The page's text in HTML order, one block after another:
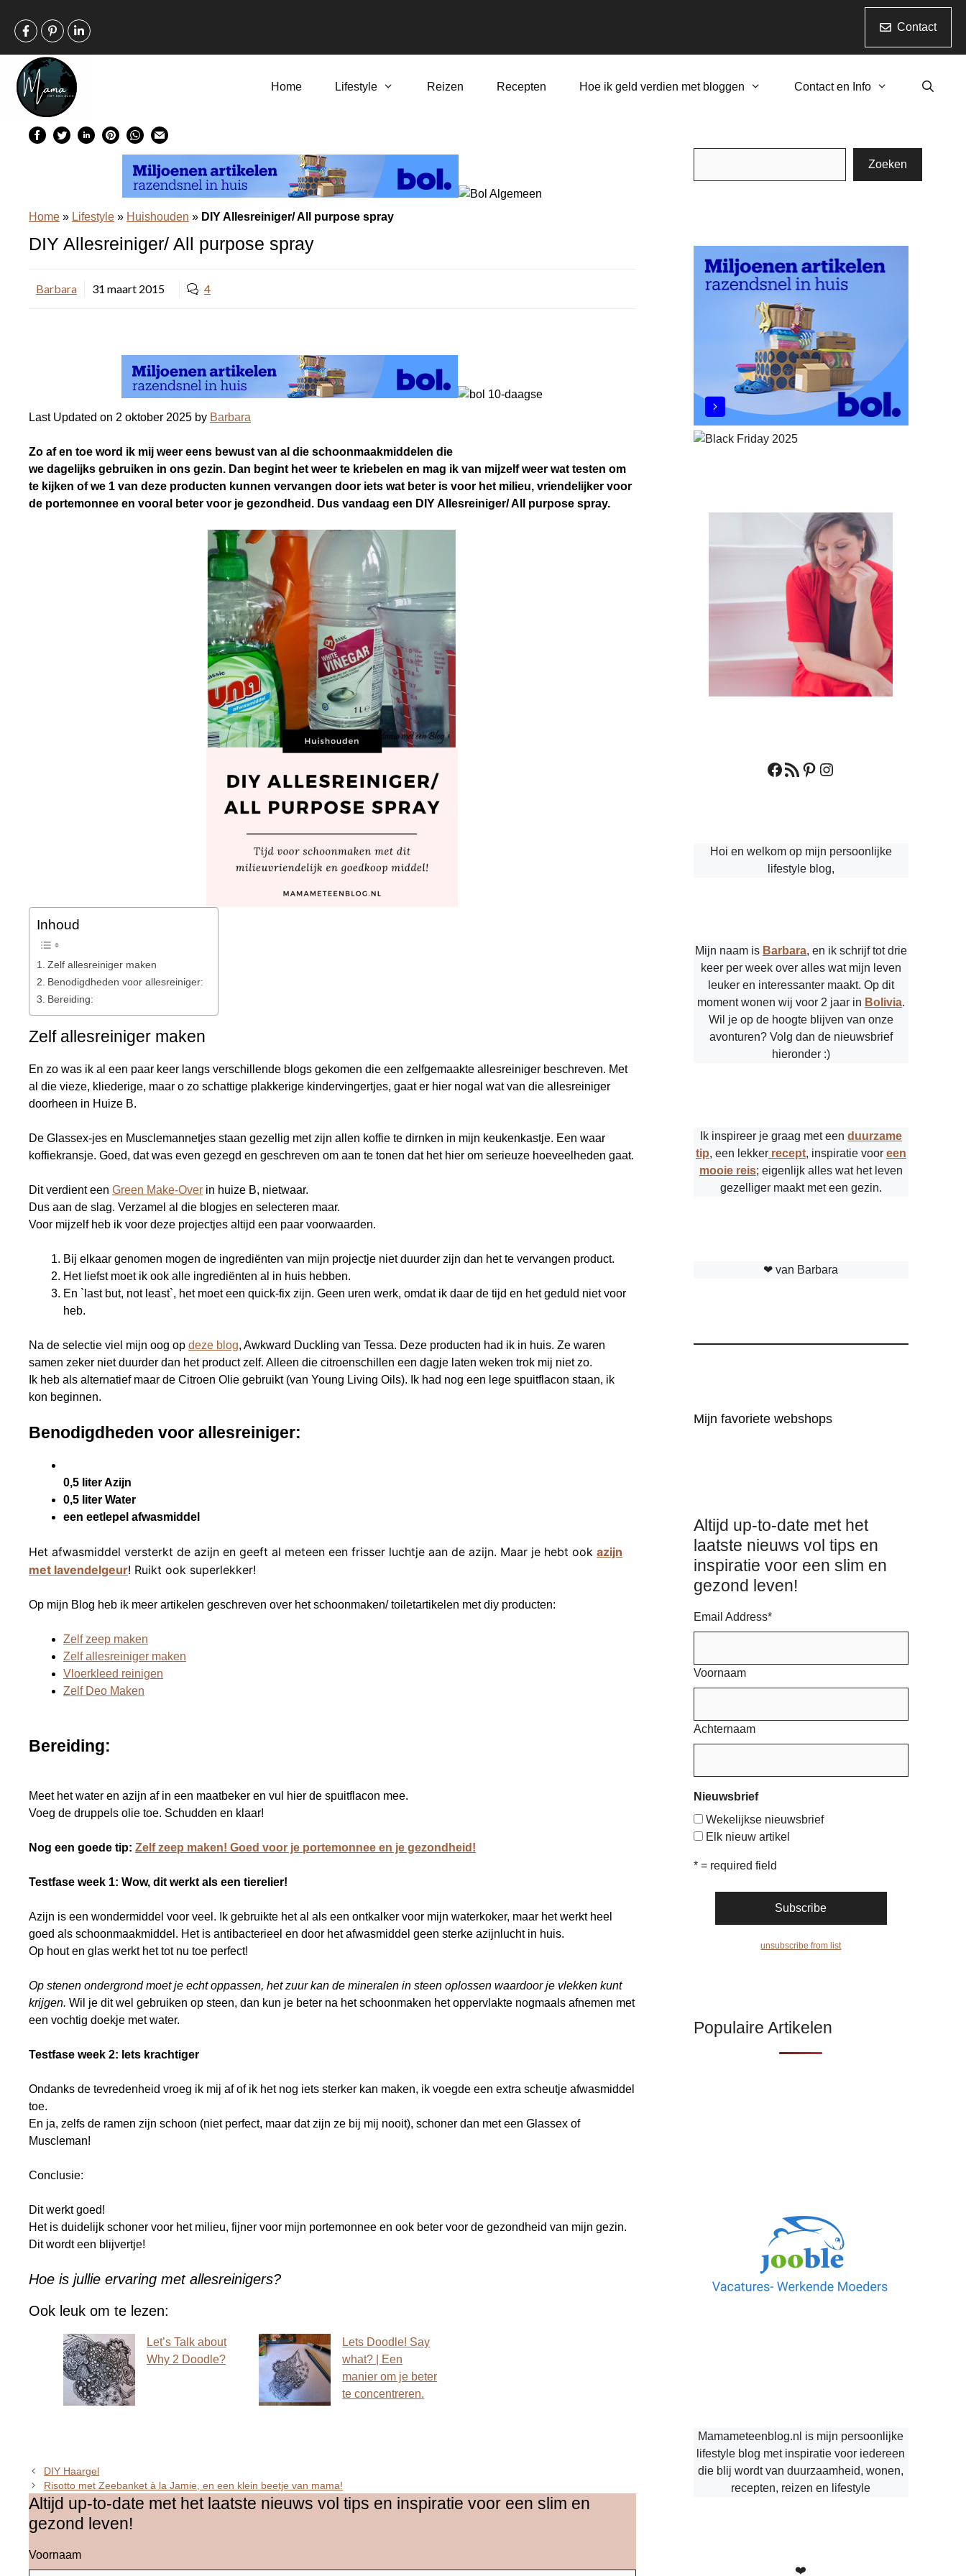
naar
inhoud
Contact
Home Lifestyle Reizen Recepten Hoe ik geld verdien met bloggen Contact en Info
Home » Lifestyle » Huishouden » DIY Allesreiniger/ All purpose spray
DIY Allesreiniger/ All purpose spray
Barbara 31 maart 2015 4
Last Updated on 2 oktober 2025 by Barbara
Zo af en toe word ik mij weer eens bewust van al die schoonmaakmiddelen die
we dagelijks gebruiken in ons gezin. Dan begint het weer te kriebelen en mag ik van mijzelf weer wat testen om
te kijken of we 1 van deze producten kunnen vervangen door iets wat beter is voor het milieu, vriendelijker voor
de portemonnee en vooral beter voor je gezondheid. Dus vandaag een DIY Allesreiniger/ All purpose spray.
Inhoud
Zelf allesreiniger maken
Benodigdheden voor allesreiniger:
Bereiding:
Zelf allesreiniger maken
En zo was ik al een paar keer langs verschillende blogs gekomen die een zelfgemaakte allesreiniger beschreven. Met
al die vieze, kliederige, maar o zo schattige plakkerige kindervingertjes, gaat er hier nogal wat van die allesreiniger
doorheen in Huize B.
De Glassex-jes en Musclemannetjes staan gezellig met zijn allen koffie te dirnken in mijn keukenkastje. Een waar
koffiekransje. Goed, dat was even gezegd en geschreven om aan te tonen dat het hier om serieuze hoeveelheden gaat.
Dit verdient een Green Make-Over in huize B, nietwaar.
Dus aan de slag. Verzamel al die blogjes en selecteren maar.
Voor mijzelf heb ik voor deze projectjes altijd een paar voorwaarden.
Bij elkaar genomen mogen de ingrediënten van mijn projectje niet duurder zijn dan het te vervangen product.
Het liefst moet ik ook alle ingrediënten al in huis hebben.
En `last but, not least`, het moet een quick-fix zijn. Geen uren werk, omdat ik daar de tijd en het geduld niet voor
heb.
Na de selectie viel mijn oog op deze blog, Awkward Duckling van Tessa. Deze producten had ik in huis. Ze waren
samen zeker niet duurder dan het product zelf. Alleen die citroenschillen een dagje laten weken trok mij niet zo.
Ik heb als alternatief maar de Citroen Olie gebruikt (van Young Living Oils). Ik had nog een lege spuitflacon staan, ik
kon beginnen.
Benodigdheden voor allesreiniger:
0,5 liter Azijn
0,5 liter Water
een eetlepel afwasmiddel
Het afwasmiddel versterkt de azijn en geeft al meteen een frisser luchtje aan de azijn. Maar je hebt ook azijn
met lavendelgeur! Ruikt ook superlekker!
Op mijn Blog heb ik meer artikelen geschreven over het schoonmaken/ toiletartikelen met diy producten:
Zelf zeep maken
Zelf allesreiniger maken
Vloerkleed reinigen
Zelf Deo Maken
Bereiding:
Meet het water en azijn af in een maatbeker en vul hier de spuitflacon mee.
Voeg de druppels olie toe. Schudden en klaar!
Nog een goede tip: Zelf zeep maken! Goed voor je portemonnee en je gezondheid!
Testfase week 1: Wow, dit werkt als een tierelier!
Azijn is een wondermiddel voor veel. Ik gebruikte het al als een ontkalker voor mijn waterkoker, maar het werkt heel
goed als schoonmaakmiddel. Het is antibacterieel en door het afwasmiddel geen sterke azijnlucht in huis.
Op hout en glas werkt het tot nu toe perfect!
Op stenen ondergrond moet je echt oppassen, het zuur kan de mineralen in steen oplossen waardoor je vlekken kunt
krijgen. Wil je dit wel gebruiken op steen, dan kun je beter na het schoonmaken het oppervlakte nogmaals afnemen met
een vochtig doekje met water.
Testfase week 2: Iets krachtiger
Ondanks de tevredenheid vroeg ik mij af of ik het nog iets sterker kan maken, ik voegde een extra scheutje afwasmiddel
toe.
En ja, zelfs de ramen zijn schoon (niet perfect, maar dat zijn ze bij mij nooit), schoner dan met een Glassex of
Muscleman!
Conclusie:
Dit werkt goed!
Het is duidelijk schoner voor het milieu, fijner voor mijn portemonnee en ook beter voor de gezondheid van mijn gezin.
Dit wordt een blijvertje!
Hoe is jullie ervaring met allesreinigers?
Ook leuk om te lezen:
Let’s Talk about
Why 2 Doodle?
Lets Doodle! Say
what? | Een
manier om je beter
te concentreren.
DIY Haargel
Risotto met Zeebanket à la Jamie, en een klein beetje van mama!
Altijd up-to-date met het laatste nieuws vol tips en inspiratie voor een slim en
gezond leven!
Voornaam
Zoeken
Facebook
RSS feedPinterest
Instagram
Hoi en welkom op mijn persoonlijke
lifestyle blog,
Mijn naam is Barbara, en ik schrijf tot drie
keer per week over alles wat mijn leven
leuker en interessanter maakt. Op dit
moment wonen wij voor 2 jaar in Bolivia.
Wil je op de hoogte blijven van onze
avonturen? Volg dan de nieuwsbrief
hieronder :)
Ik inspireer je graag met een duurzame
tip, een lekkerrecept, inspiratie voor een
mooie reis; eigenlijk alles wat het leven
gezelliger maakt met een gezin.
❤︎ van Barbara
Mijn favoriete webshops
Altijd up-to-date met het
laatste nieuws vol tips en
inspiratie voor een slim en
gezond leven!
Email Address*
Voornaam
Achternaam
Nieuwsbrief
Wekelijkse nieuwsbrief
Elk nieuw artikel
* = required field
unsubscribe from list
Populaire Artikelen
Mamameteenblog.nl is mijn persoonlijke
lifestyle blog met inspiratie voor iedereen
die blij wordt van duurzaamheid, wonen,
recepten, reizen en lifestyle
❤️